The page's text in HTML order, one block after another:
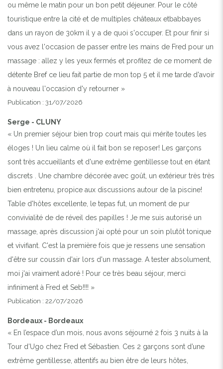
ou même le matin pour un bon petit déjeuner. Pour le côté
touristique entre la cité et de multiples châteaux etbabbayes
dans un rayon de 30km il y a de quoi s'occuper. Et pour finir si
vous avez l'occasion de passer entre les mains de Fred pour un
massage : allez y les yeux fermés et profitez de ce moment de
détente Bref ce lieu fait partie de mon top 5 et il me tarde d'avoir
à nouveau l'occasion d'y retourner »
Publication : 31/07/2026
Serge - CLUNY
« Un premier séjour bien trop court mais qui mérite toutes les
éloges ! Un lieu calme où il fait bon se reposer! Les garçons
sont très accueillants et d'une extrême gentillesse tout en étant
discrets . Une chambre décorée avec goût, un extérieur très très
bien entretenu, propice aux discussions autour de la piscine!
Table d'hôtes excellente, le tepas fut, un moment de pur
convivialité de de réveil des papilles ! Je me suis autorisé un
massage, après discussion j'ai opté pour un soin plutôt tonique
et vivifiant. C'est la première fois que je ressens une sensation
d'être sur coussin d'air lors d'un massage. A tester absolument,
moi j'ai vraiment adoré ! Pour ce très beau séjour, merci
infiniment à Fred et Seb!!!! »
Publication : 22/07/2026
Bordeaux - Bordeaux
« En l’espace d’un mois, nous avons séjourné 2 fois 3 nuits à la
Tour d’Ugo chez Fred et Sébastien. Ces 2 garçons sont d’une
extrême gentillesse, attentifs au bien être de leurs hôtes,